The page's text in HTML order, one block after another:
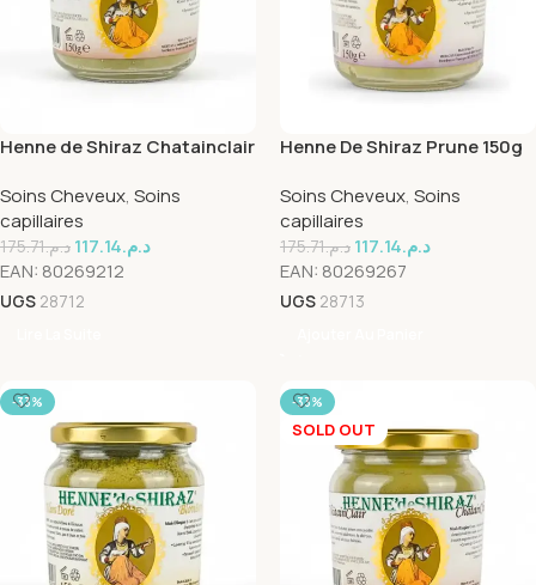
Henne de Shiraz Chatainclair
Soins Cheveux, Soins
capillaires
د.م.175.71 د.م.117.14
EAN: 80269212
UGS 28712
Henne De Shiraz Prune 150g
Soins Cheveux, Soins
capillaires
د.م.175.71 د.م.117.14
EAN: 80269267
UGS 28713
-33% -33%
SOLD OUT